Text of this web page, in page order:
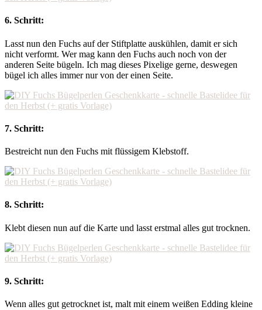
6. Schritt:
Lasst nun den Fuchs auf der Stiftplatte auskühlen, damit er sich
nicht verformt. Wer mag kann den Fuchs auch noch von der
anderen Seite bügeln. Ich mag dieses Pixelige gerne, deswegen
bügel ich alles immer nur von der einen Seite.
7. Schritt:
Bestreicht nun den Fuchs mit flüssigem Klebstoff.
8. Schritt:
Klebt diesen nun auf die Karte und lasst erstmal alles gut trocknen.
9. Schritt:
Wenn alles gut getrocknet ist, malt mit einem weißen Edding kleine